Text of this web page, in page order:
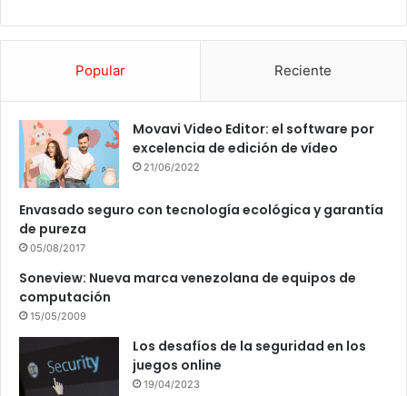
Popular Reciente
Movavi Video Editor: el software por
excelencia de edición de vídeo
21/06/2022
Envasado seguro con tecnología ecológica y garantía
de pureza
05/08/2017
Soneview: Nueva marca venezolana de equipos de
computación
15/05/2009
Los desafíos de la seguridad en los
juegos online
19/04/2023